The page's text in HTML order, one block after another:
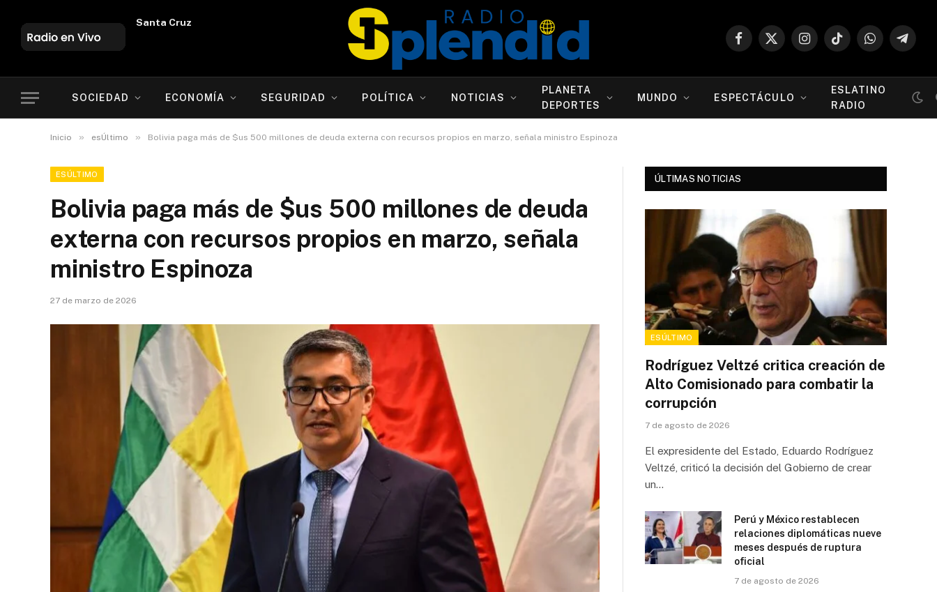
Oruro
Facebook
X
InstagramTikTokWhatsApp
SOCIEDAD ECONOMÍA SEGURIDAD POLÍTICA NOTICIAS
PLANETA
DEPORTES
MUNDO ESPECTÁCULO
ESLATINO
RADIO
Inicio » esÚltimo » Bolivia paga más de $us 500 millones de deuda externa con recursos propios en marzo, señala ministro Espinoza
ESÚLTIMO
Bolivia paga más de $us 500 millones de deuda
externa con recursos propios en marzo, señala
ministro Espinoza
27 de marzo de 2026
ÚLTIMAS NOTICIAS
ESÚLTIMO
Rodríguez Veltzé critica creación de
Alto Comisionado para combatir la
corrupción
7 de agosto de 2026
El expresidente del Estado, Eduardo Rodríguez
Veltzé, criticó la decisión del Gobierno de crear
un…
Perú y México restablecen
relaciones diplomáticas nueve
meses después de ruptura
oficial
7 de agosto de 2026